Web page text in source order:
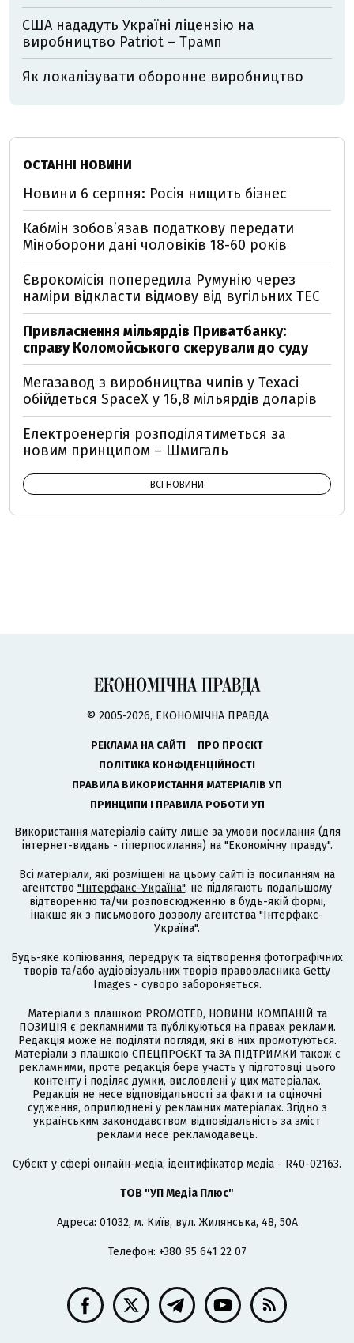
США нададуть Україні ліцензію на
виробництво Patriot – Трамп
Як локалізувати оборонне виробництво
ОСТАННІ НОВИНИ
Новини 6 серпня: Росія нищить бізнес
Кабмін зобовʼязав податкову передати
Міноборони дані чоловіків 18-60 років
Єврокомісія попередила Румунію через
наміри відкласти відмову від вугільних ТЕС
Привласнення мільярдів Приватбанку:
справу Коломойського скерували до суду
Мегазавод з виробництва чипів у Техасі
обійдеться SpaceX у 16,8 мільярдів доларів
Електроенергія розподілятиметься за
новим принципом – Шмигаль
ВСІ НОВИНИ
© 2005-2026, ЕКОНОМІЧНА ПРАВДА
РЕКЛАМА НА САЙТІ
ПРО ПРОЄКТ
ПОЛІТИКА КОНФІДЕНЦІЙНОСТІ
ПРАВИЛА ВИКОРИСТАННЯ МАТЕРІАЛІВ УП
ПРИНЦИПИ І ПРАВИЛА РОБОТИ УП
Використання матеріалів сайту лише за умови посилання (для
інтернет-видань - гіперпосилання) на "Економічну правду".
Всі матеріали, які розміщені на цьому сайті із посиланням на
агентство "Інтерфакс-Україна", не підлягають подальшому
відтворенню та/чи розповсюдженню в будь-якій формі,
інакше як з письмового дозволу агентства "Інтерфакс-
Україна".
Будь-яке копіювання, передрук та відтворення фотографічних
творів та/або аудіовізуальних творів правовласника Getty
Images - суворо забороняється.
Матеріали з плашкою PROMOTED, НОВИНИ КОМПАНІЙ та
ПОЗИЦІЯ є рекламними та публікуються на правах реклами.
Редакція може не поділяти погляди, які в них промотуються.
Матеріали з плашкою СПЕЦПРОЄКТ та ЗА ПІДТРИМКИ також є
рекламними, проте редакція бере участь у підготовці цього
контенту і поділяє думки, висловлені у цих матеріалах.
Редакція не несе відповідальності за факти та оціночні
судження, оприлюднені у рекламних матеріалах. Згідно з
українським законодавством відповідальність за зміст
реклами несе рекламодавець.
Cубєкт у сфері онлайн-медіа; ідентифікатор медіа - R40-02163.
ТОВ "УП Медіа Плюс"
Адреса: 01032, м. Київ, вул. Жилянська, 48, 50А
Телефон: +380 95 641 22 07